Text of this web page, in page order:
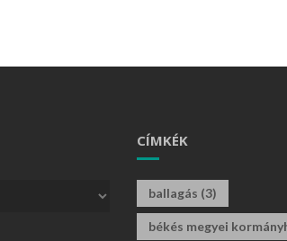
CÍMKÉK
ballagás (3)
békés megyei